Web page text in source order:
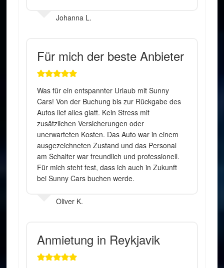
Johanna L.
Für mich der beste Anbieter
Was für ein entspannter Urlaub mit Sunny
Cars! Von der Buchung bis zur Rückgabe des
Autos lief alles glatt. Kein Stress mit
zusätzlichen Versicherungen oder
unerwarteten Kosten. Das Auto war in einem
ausgezeichneten Zustand und das Personal
am Schalter war freundlich und professionell.
Für mich steht fest, dass ich auch in Zukunft
bei Sunny Cars buchen werde.
Oliver K.
Anmietung in Reykjavik